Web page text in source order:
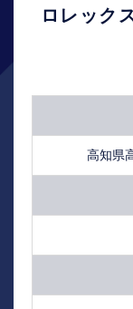
ロレック
高知県